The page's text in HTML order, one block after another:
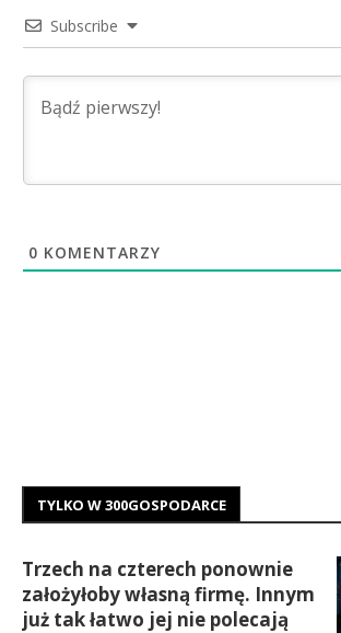
Subscribe
0 KOMENTARZY
TYLKO W 300GOSPODARCE
Trzech na czterech ponownie
założyłoby własną firmę. Innym
już tak łatwo jej nie polecają